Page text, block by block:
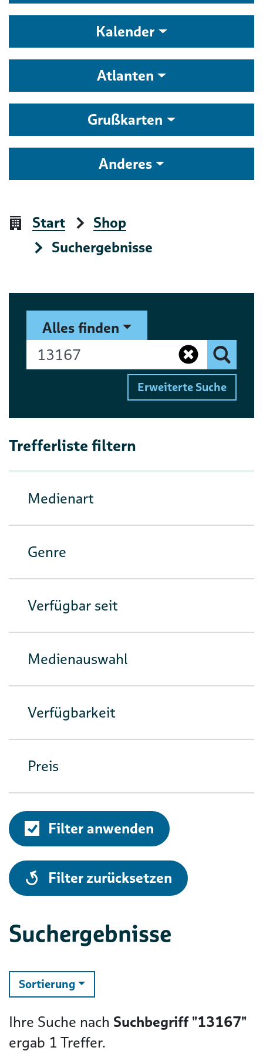
Kalender
Atlanten
Grußkarten
Anderes
Start
Shop
Suchergebnisse
Suchformular
Alles finden
Suchbegriff
Eingaben
Finden
Erweiterte Suche
Trefferliste filtern
Medienart
Genre
Verfügbar seit
Medienauswahl
Verfügbarkeit
Preis
Filter anwenden
alle
Filter zurücksetzen
Suchergebnisse
Sortierung ändern
Ihre Suche nach Suchbegriff "13167"
ergab 1 Treffer.